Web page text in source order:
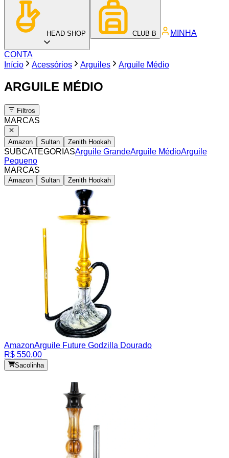
HEAD SHOP CLUB B MINHA
CONTA
Início
Acessórios Arguiles Arguile Médio
ARGUILE MÉDIO
Filtros
MARCAS
Amazon Sultan Zenith Hookah
SUBCATEGORIASArguile GrandeArguile MédioArguile
Pequeno
MARCAS
Amazon Sultan Zenith Hookah
AmazonArguile Future Godzilla Dourado
R$ 550,00
Sacolinha